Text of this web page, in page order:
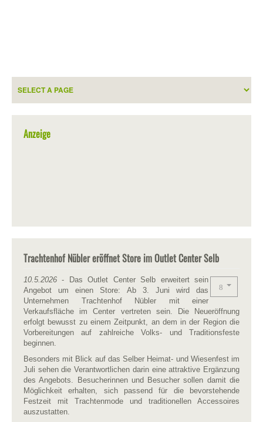
Anzeige
Trachtenhof Nübler eröffnet Store im Outlet Center Selb
10.5.2026 - Das Outlet Center Selb erweitert sein
Angebot um einen Store: Ab 3. Juni wird das
Unternehmen Trachtenhof Nübler mit einer
Verkaufsfläche im Center vertreten sein. Die Neueröffnung
erfolgt bewusst zu einem Zeitpunkt, an dem in der Region die
Vorbereitungen auf zahlreiche Volks- und Traditionsfeste
beginnen.
Besonders mit Blick auf das Selber Heimat- und Wiesenfest im
Juli sehen die Verantwortlichen darin eine attraktive Ergänzung
des Angebots. Besucherinnen und Besucher sollen damit die
Möglichkeit erhalten, sich passend für die bevorstehende
Festzeit mit Trachtenmode und traditionellen Accessoires
auszustatten.